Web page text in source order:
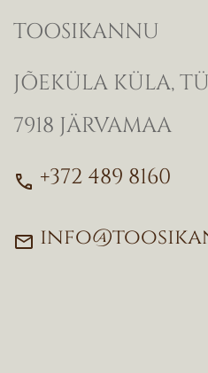
TOOSIKANNU
JÕEKÜLA KÜLA,
7918 JÄRVAMAA
call +372 489 8160
mail